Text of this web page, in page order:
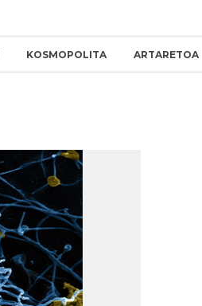
KOSMOPOLITA ARTARETOA